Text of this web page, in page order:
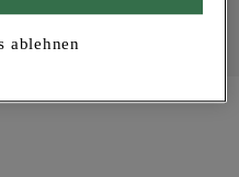
ablehnen